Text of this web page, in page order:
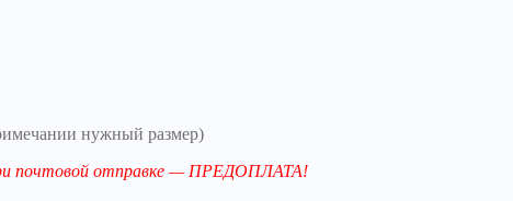
нужный размер)
почтовой отправке — ПРЕДОПЛАТА!